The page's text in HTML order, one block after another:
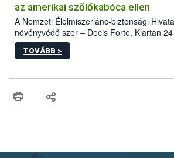
az amerikai szőlőkabóca ellen
A Nemzeti Élelmiszerlánc-biztonsági
növényvédő szer – Decis Forte, Klartan
engedélyokiratát módosította, így azok a
egészen a vesszőérettség (BBCH 91)
érésű szőlőkben is legyen lehetőség a
felhasználók számára is elérhető és
TOVÁBB >